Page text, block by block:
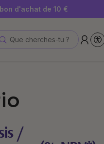
limite des stocks disponibles !
d'achat de 10 €
Que cherches-tu ?